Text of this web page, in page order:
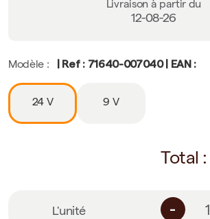
Livraison à partir du
12-08-26
Modèle : | Ref : 71640-007040 | EAN :
24 V 9 V
Total
L'unité -